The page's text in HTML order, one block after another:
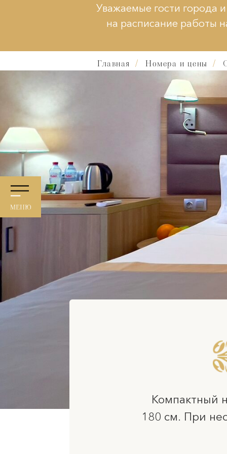
Уважаемые гости города
на расписание работы
Главная / Номера и цены /
Компактный
180 см. При